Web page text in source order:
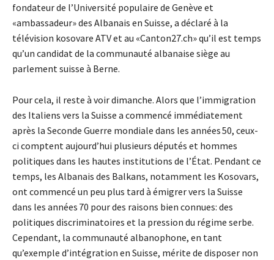
fondateur de l’Université populaire de Genève et
«ambassadeur» des Albanais en Suisse, a déclaré à la
télévision kosovare ATV et au «Canton27.ch» qu’il est temps
qu’un candidat de la communauté albanaise siège au
parlement suisse à Berne.
Pour cela, il reste à voir dimanche. Alors que l’immigration
des Italiens vers la Suisse a commencé immédiatement
après la Seconde Guerre mondiale dans les années 50, ceux-
ci comptent aujourd’hui plusieurs députés et hommes
politiques dans les hautes institutions de l’État. Pendant ce
temps, les Albanais des Balkans, notamment les Kosovars,
ont commencé un peu plus tard à émigrer vers la Suisse
dans les années 70 pour des raisons bien connues: des
politiques discriminatoires et la pression du régime serbe.
Cependant, la communauté albanophone, en tant
qu’exemple d’intégration en Suisse, mérite de disposer non